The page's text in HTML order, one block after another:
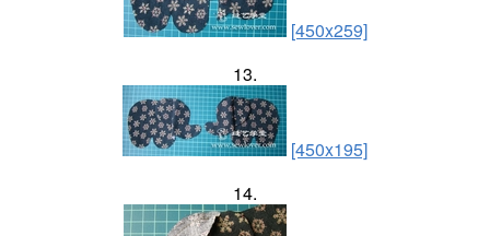
[450x259]
13.
[450x195]
14.